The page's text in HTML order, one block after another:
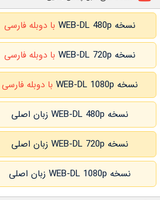
نسخه WEB-DL 480p با دوبله فارسی
نسخه WEB-DL 720p با دوبله فارسی
نسخه WEB-DL 1080p با دوبله فارسی
نسخه WEB-DL 480p زبان اصلی
نسخه WEB-DL 720p زبان اصلی
نسخه WEB-DL 1080p زبان اصلی